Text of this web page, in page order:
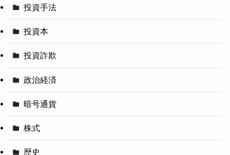
投資手法
投資本
投資詐欺
政治経済
暗号通貨
株式
歴史